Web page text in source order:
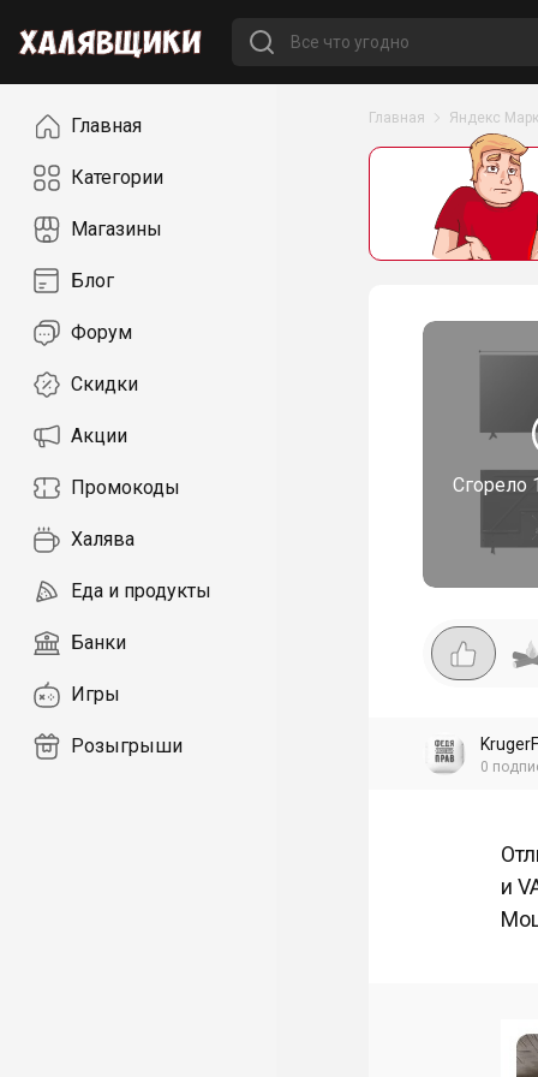
НавигацияГлавная
Категории
Магазины
Блог
Форум
Скидки
Акции
Промокоды
Халява
Еда и продукты
Банки
Игры
Розыгрыши
Главная Яндекс
Сгорело
0
и